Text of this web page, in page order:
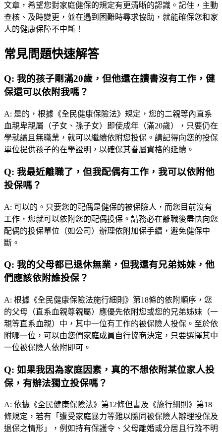
文章，希望您對家庭健保的規定有更清晰的認識。記住，主動
查核、及時變更，並在遇到困難時尋求協助，就能確保您和家
人的健康保障不中斷！
常見問題快速解答
Q: 我的孩子剛滿20歲，但他還在讀書沒有工作，健
保還可以依附我嗎？
A: 是的，根據《全民健康保險法》規定，您的二親等內直系
血親卑親屬（子女、孫子女）即使成年（滿20歲），只要仍在
學就讀且無職業，就可以繼續依附您投保。請記得向您的投保
單位提供孩子的在學證明，以確保其眷屬資格的延續。
Q: 我最近離職了，但我配偶有工作，我可以依附他
投保嗎？
A: 可以的。只要您的配偶是健保的被保險人，而您目前沒有
工作，您就可以依附您的配偶投保。請務必在離職後盡快向您
配偶的投保單位（如公司）辦理依附加保手續，避免健保中
斷。
Q: 我的父母都已退休無業，但我還有兄弟姊妹，他
們應該依附誰投保？
A: 根據《全民健康保險法施行細則》第18條的依附順序，您
的父母（直系血親尊親屬）應優先依附您或您的兄弟姊妹（一
親等直系血親）中，其中一位有工作的被保險人投保。至於依
附哪一位，可以由您們家庭成員自行協商決定，只要選擇其中
一位被保險人依附即可。
Q: 如果我因為家庭因素，真的不想依附某位家人投
保，有辦法獨立投保嗎？
A: 依據《全民健康保險法》第12條但書及《施行細則》第18
條規定，若有「遭受家庭暴力等難以隨同被保險人辦理投保及
退保之情形」，例如持有保護令、父母離婚或分居且行蹤不明